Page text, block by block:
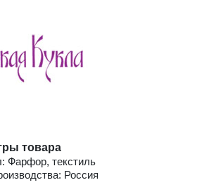
товара
Фарфор, текстиль
Россия